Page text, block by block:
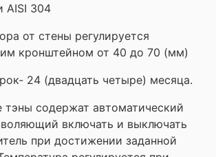
AISI 304
от стены регулируется
кронштейном от 40 до 70 (мм)
24 (двадцать четыре) месяца.
тэны содержат автоматический
включать и выключать
при достижении заданной